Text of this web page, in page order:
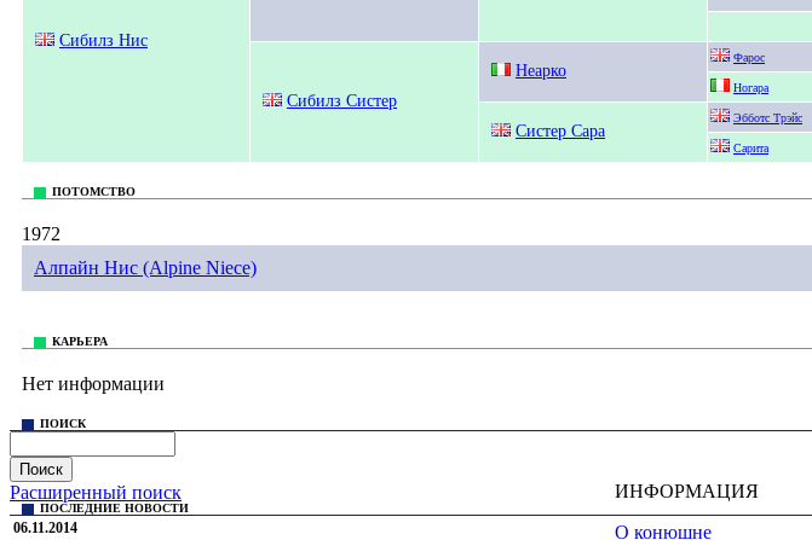
Сибилз Нис
Сибилз Систер
Неарко
Фарос
Ногара
Систер Сара
Эбботс Трэйс
Сарита
ПОТОМСТВО
1972
Алпайн Нис (Alpine Niece)
КАРЬЕРА
Нет информации
ПОИСК
Расширенный поиск
ПОСЛЕДНИЕ НОВОСТИ
06.11.2014
ИНФОРМАЦИЯ
О конюшне
© Sekrekov Stud. +7 925 239 99 99,
Все права на материалы, находящиеся на сайте sekrekovstud.ru, охраняются в соответствии